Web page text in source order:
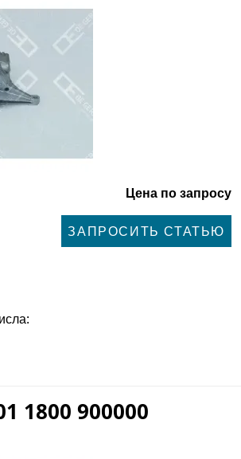
Цена по запросу
ЗАПРОСИТЬ СТАТЬЮ
1800 900000